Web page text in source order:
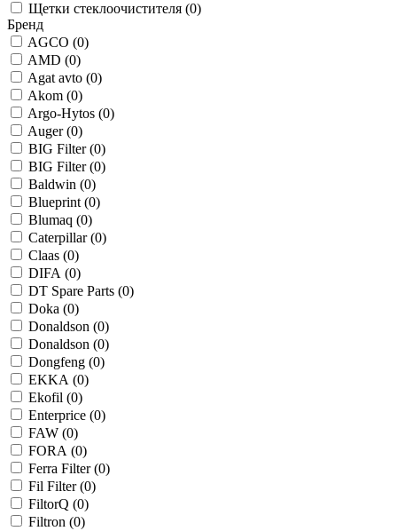
Щетки стеклоочистителя (0)
Бренд
AGCO (0)
AMD (0)
Agat avto (0)
Akom (0)
Argo-Hytos (0)
Auger (0)
BIG Filter (0)
BIG Filter (0)
Baldwin (0)
Blueprint (0)
Blumaq (0)
Caterpillar (0)
Claas (0)
DIFA (0)
DT Spare Parts (0)
Doka (0)
Donaldson (0)
Donaldson (0)
Dongfeng (0)
EKKA (0)
Ekofil (0)
Enterprice (0)
FAW (0)
FORA (0)
Ferra Filter (0)
Fil Filter (0)
FiltorQ (0)
Filtron (0)